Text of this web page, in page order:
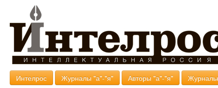
Интелрос Журналы "а"-"я" Авторы "а"-"я"